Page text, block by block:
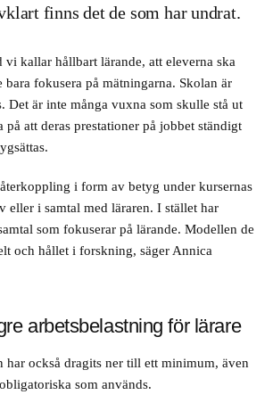
finns det de som har undrat.
vi kallar hållbart lärande, att eleverna ska
fokusera på mätningarna. Skolan är
Det är inte många vuxna som skulle stå ut
på att deras prestationer på jobbet ständigt
i form av betyg under kursernas
eller i samtal med läraren. I stället har
som fokuserar på lärande. Modellen de
och hållet i forskning, säger Annica
arbetsbelastning för lärare
har också dragits ner till ett minimum, även
som används.